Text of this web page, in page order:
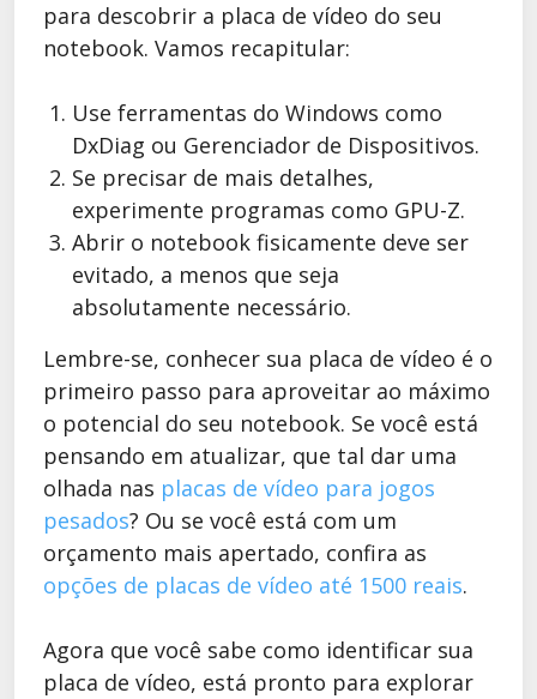
para descobrir a placa de vídeo do seu
notebook. Vamos recapitular:
Use ferramentas do Windows como
DxDiag ou Gerenciador de Dispositivos.
Se precisar de mais detalhes,
experimente programas como GPU-Z.
Abrir o notebook fisicamente deve ser
evitado, a menos que seja
absolutamente necessário.
Lembre-se, conhecer sua placa de vídeo é o
primeiro passo para aproveitar ao máximo
o potencial do seu notebook. Se você está
pensando em atualizar, que tal dar uma
olhada nas placas de vídeo para jogos
pesados? Ou se você está com um
orçamento mais apertado, confira as
opções de placas de vídeo até 1500 reais.
Agora que você sabe como identificar sua
placa de vídeo, está pronto para explorar